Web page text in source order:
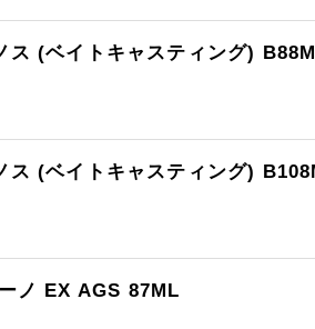
ス (ベイトキャスティング)
ス (ベイトキャスティング)
ノ EX AGS 87ML